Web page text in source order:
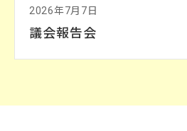
2026年7月7日
議会報告会